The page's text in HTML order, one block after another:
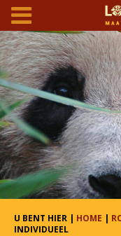
U BENT HIER | HOME |
INDIVIDUEEL